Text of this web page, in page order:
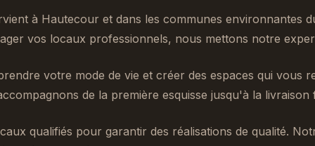
à Hautecour et dans les communes environnantes
vos locaux professionnels, nous mettons notre
votre mode de vie et créer des espaces qui vous
de la première esquisse jusqu'à la livraison
qualifiés pour garantir des réalisations de qualité.